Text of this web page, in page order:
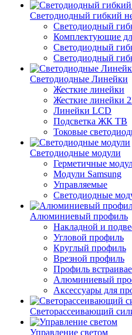
Светодиодный гибкий
Светодиодный
Комплектующие
Светодиодный
Светодиодный
Светодиодные Линейки
Жесткие линейки
Жесткие линейки
Линейки LCD
Подсветка ЖК ТВ
Токовые
Светодиодные модули
Герметичные
Модули Samsung
Управляемые
Светодиодные
Алюминиевый профиль
Накладной и
Угловой профиль
Круглый профиль
Врезной профиль
Профиль
Алюминиевый
Аксессуары для
Светорассеивающий
Управление светом